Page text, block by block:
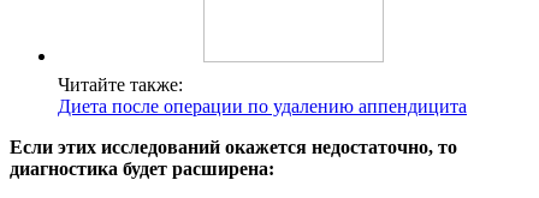
Читайте также:
Диета после операции по удалению аппендицита
Если этих исследований окажется недостаточно, то
диагностика будет расширена: